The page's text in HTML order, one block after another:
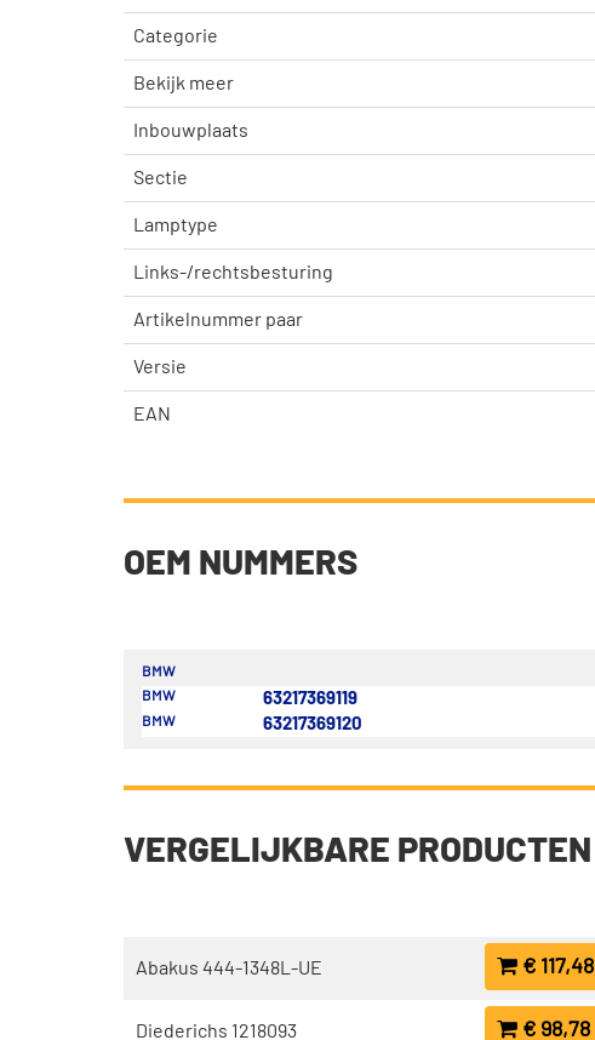
Categorie
Bekijk meer
Inbouwplaats
Sectie
Lamptype
Links-/rechtsbesturing
Artikelnummer paar
Versie
EAN
OEM NUMMERS
BMW
BMW
63217369119
BMW 63217369120
VERGELIJKBARE PRODUCTEN
Abakus 444-1348L-UE € 117,48
Diederichs 1218093 € 98,78